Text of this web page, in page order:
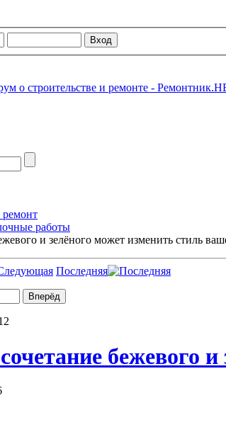
ремонт
работы
и зелёного может изменить стиль
Последняя
бежевого